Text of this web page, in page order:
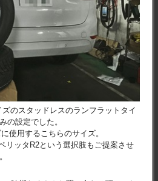
のスタッドレスのランフラットタイ
の設定でした。
使用するこちらのサイズ。
リッタR2という選択肢もご提案させ